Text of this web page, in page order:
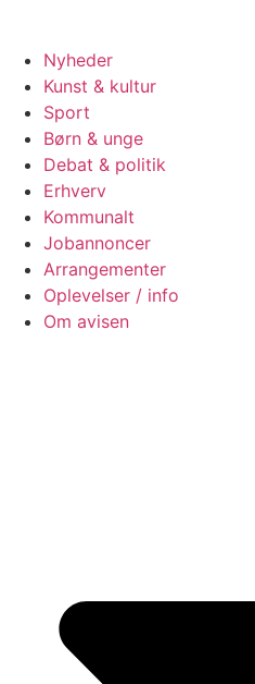
Nyheder
Kunst & kultur
Sport
Børn & unge
Debat & politik
Erhverv
Kommunalt
Jobannoncer
Arrangementer
Oplevelser / info
Om avisen